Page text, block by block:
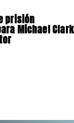
prisión
Michael Clark